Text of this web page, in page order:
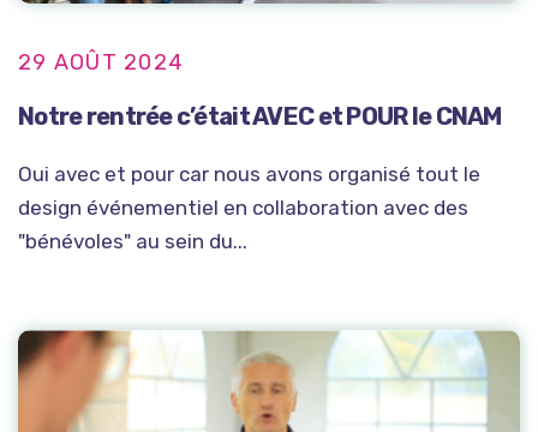
29 AOÛT 2024
Notre rentrée c’était AVEC et POUR le CNAM
Oui avec et pour car nous avons organisé tout le
design événementiel en collaboration avec des
"bénévoles" au sein du...